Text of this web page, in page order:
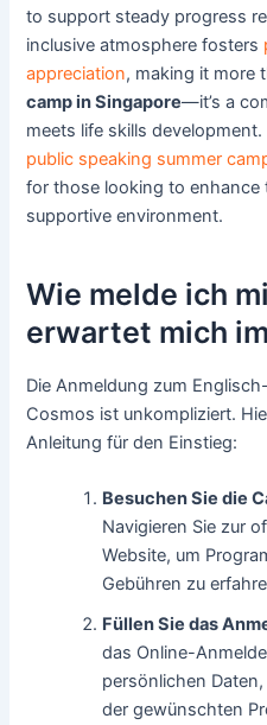
to support steady progress
inclusive atmosphere fosters
appreciation, making it more
camp in Singapore—it’s a
meets life skills
public speaking summer
for those looking to enhance
supportive environment.
Wie melde ich
erwartet mich
Die Anmeldung zum
Cosmos ist unkompliziert.
Anleitung für den Einstieg:
Besuchen Sie die
Navigieren Sie zur
Website, um
Gebühren zu
Füllen Sie das
das Online-
persönlichen
der gewünschten